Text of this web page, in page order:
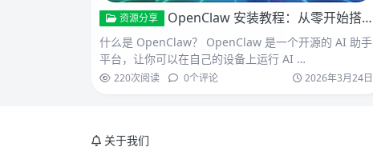
资源分享 OpenClaw 安装教程：从零开始搭建你的 AI 助手
什么是 OpenClaw？ OpenClaw 是一个开源的 AI 助手
平台，让你可以在自己的设备上运行 AI …
220次阅读 0个评论 2026年3月24日
关于我们